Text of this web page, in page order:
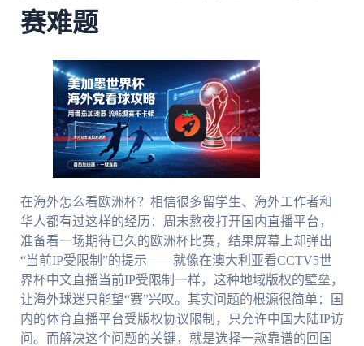
赛难题
在海外怎么看欧洲杯？相信很多留学生、海外工作者和
华人都有过这样的经历：周末熬夜打开国内直播平台，
准备看一场期待已久的欧洲杯比赛，结果屏幕上却弹出
“当前IP受限制”的提示——就像在澳大利亚看CCTV5世
界杯中文直播当前IP受限制一样，这种地域版权的壁垒，
让海外球迷只能望“赛”兴叹。其实问题的根源很简单：国
内的体育直播平台受版权协议限制，只允许中国大陆IP访
问。而解决这个问题的关键，就是选择一款靠谱的回国